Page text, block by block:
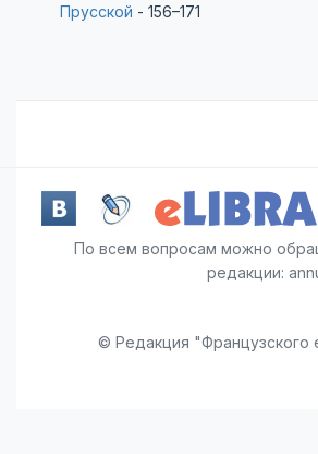
Прусской - 156–171
По всем вопросам можно
редакции:
© Редакция "Французского